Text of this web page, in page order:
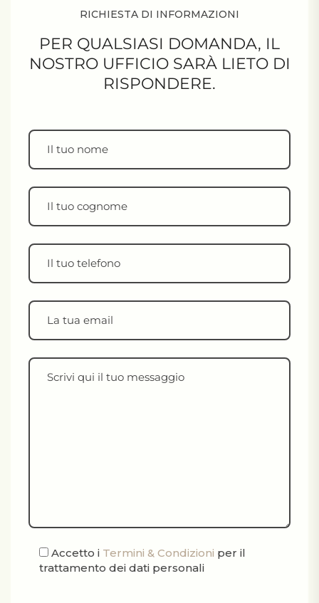
RICHIESTA DI INFORMAZIONI
PER QUALSIASI DOMANDA, IL
NOSTRO UFFICIO SARÀ LIETO DI
RISPONDERE.
Accetto i Termini & Condizioni per il
trattamento dei dati personali